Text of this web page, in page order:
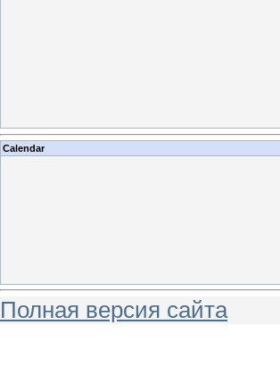
Calendar
Полная версия сайта